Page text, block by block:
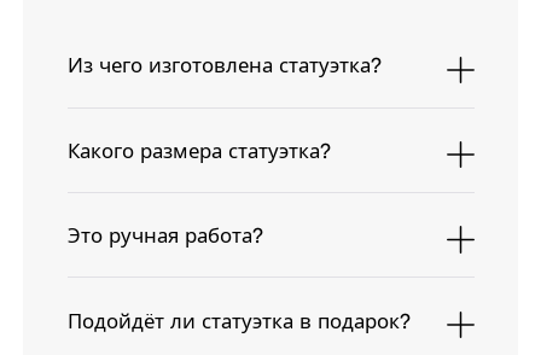
Из чего изготовлена статуэтка?
Какого размера статуэтка?
Это ручная работа?
Подойдёт ли статуэтка в подарок?